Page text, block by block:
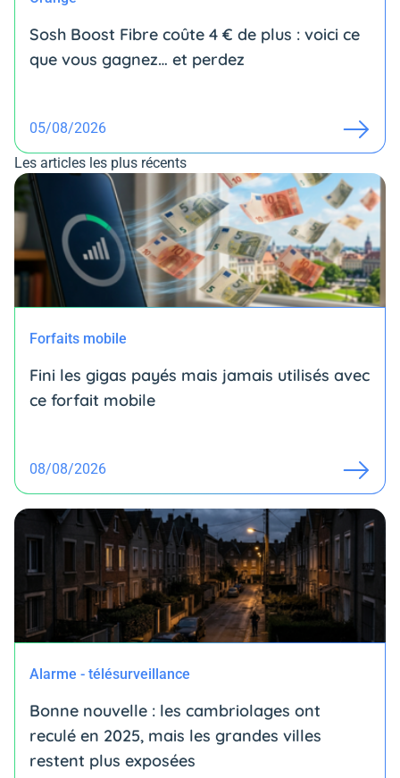
Sosh Boost Fibre coûte 4 € de plus : voici ce
que vous gagnez… et perdez
05/08/2026
Les articles les plus récents
Forfaits mobile
Fini les gigas payés mais jamais utilisés avec
ce forfait mobile
08/08/2026
Alarme - télésurveillance
Bonne nouvelle : les cambriolages ont
reculé en 2025, mais les grandes villes
restent plus exposées